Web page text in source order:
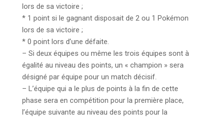
lors de sa victoire ;
* 1 point si le gagnant disposait de 2 ou 1 Pokémon
lors de sa victoire ;
* 0 point lors d’une défaite.
– Si deux équipes ou même les trois équipes sont à
égalité au niveau des points, un « champion » sera
désigné par équipe pour un match décisif.
– L’équipe qui a le plus de points à la fin de cette
phase sera en compétition pour la première place,
l’équipe suivante au niveau des points pour la